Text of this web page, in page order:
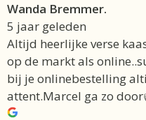
Wanda Bremmer.
5 jaar geleden
Altijd heerlijke verse
op de markt als
bij je onlinebestelling
attent.Marcel ga zo